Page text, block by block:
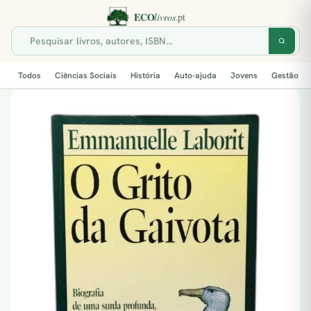
Todos Ciências Sociais História Auto-ajuda Jovens Gestão